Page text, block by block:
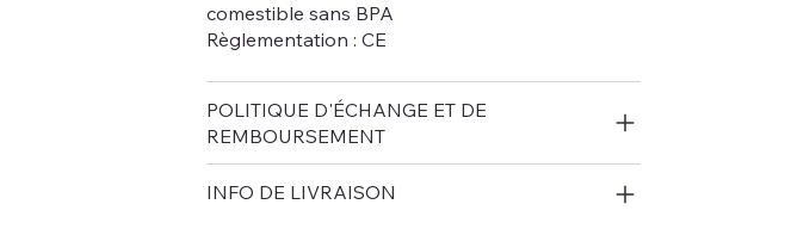
comestible sans BPA
Règlementation : CE
POLITIQUE D'ÉCHANGE ET DE
REMBOURSEMENT
INFO DE LIVRAISON